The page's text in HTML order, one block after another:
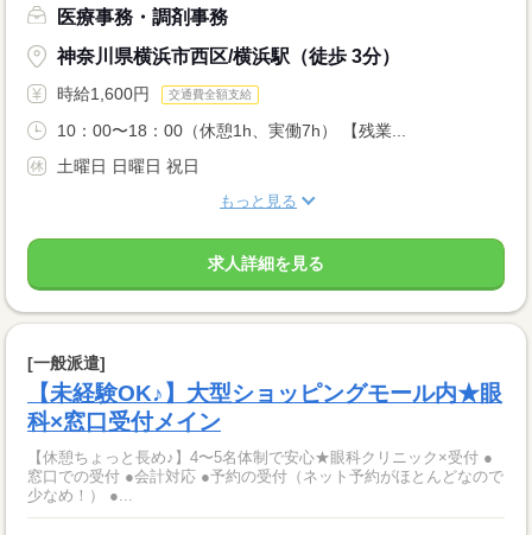
医療事務・調剤事務
神奈川県横浜市西区/横浜駅（徒歩 3分）
時給1,600円 交通費全額支給
10：00〜18：00（休憩1h、実働7h） 【残業...
土曜日 日曜日 祝日
もっと見る
求人詳細を見る
[一般派遣]
【未経験OK♪】大型ショッピングモール内★眼
科×窓口受付メイン
【休憩ちょっと長め♪】4〜5名体制で安心★眼科クリニック×受付 ●
窓口での受付 ●会計対応 ●予約の受付（ネット予約がほとんどなので
少なめ！） ●...